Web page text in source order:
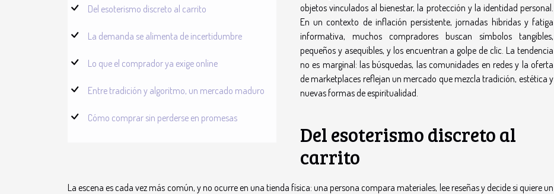
Del esoterismo discreto al carrito
La demanda se alimenta de incertidumbre
Lo que el comprador ya exige online
Entre tradición y algoritmo, un mercado maduro
Cómo comprar sin perderse en promesas
objetos vinculados al bienestar, la protección y la identidad personal.
En un contexto de inflación persistente, jornadas híbridas y fatiga
informativa, muchos compradores buscan símbolos tangibles,
pequeños y asequibles, y los encuentran a golpe de clic. La tendencia
no es marginal: las búsquedas, las comunidades en redes y la oferta
de marketplaces reflejan un mercado que mezcla tradición, estética y
nuevas formas de espiritualidad.
Del esoterismo discreto al
carrito
La escena es cada vez más común, y no ocurre en una tienda física: una persona compara materiales, lee reseñas y decide si quiere un